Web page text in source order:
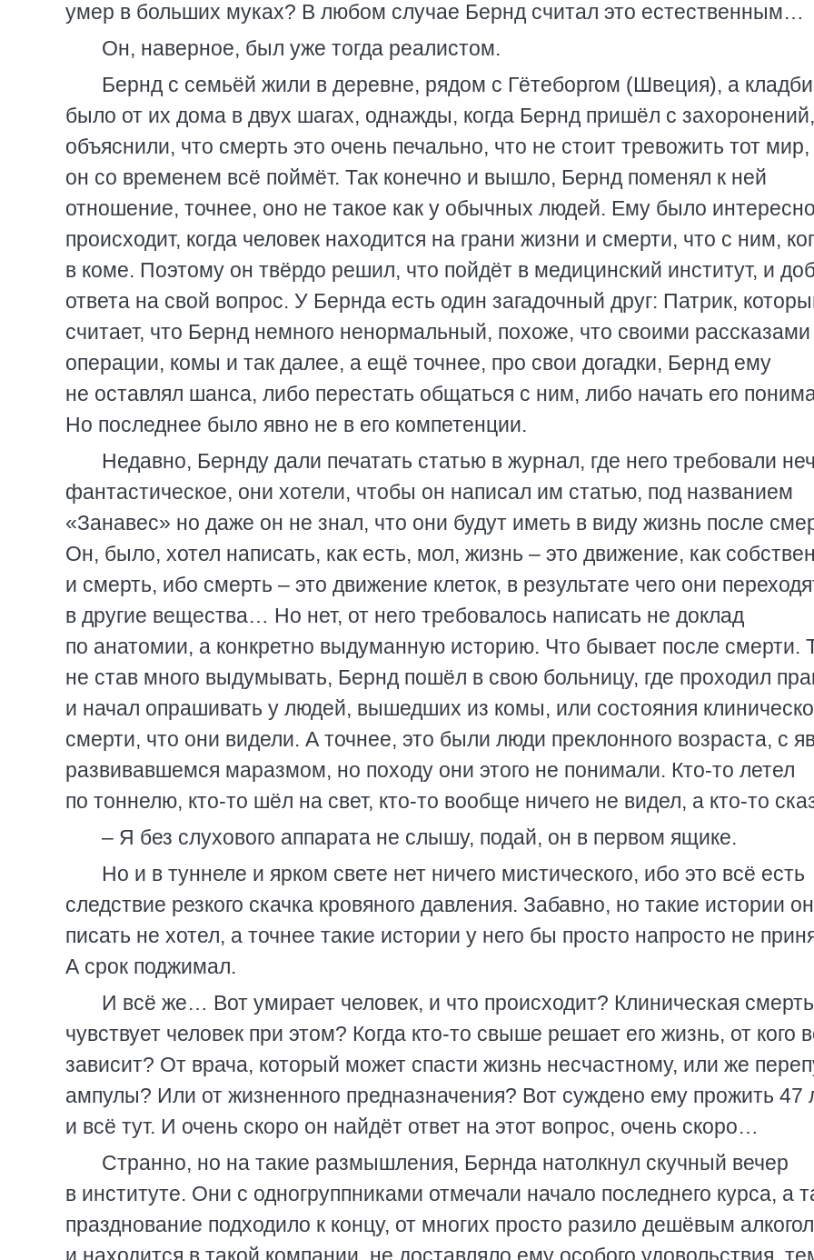
умер в больших муках? В любом случае Бернд считал это естественным…
Он, наверное, был уже тогда реалистом.
Бернд с семьёй жили в деревне, рядом с Гётеборгом (Швеция), а
было от их дома в двух шагах, однажды, когда Бернд пришёл с
объяснили, что смерть это очень печально, что не стоит тревожить тот мир,
он со временем всё поймёт. Так конечно и вышло, Бернд поменял к ней
отношение, точнее, оно не такое как у обычных людей. Ему было
происходит, когда человек находится на грани жизни и смерти, что с ним,
в коме. Поэтому он твёрдо решил, что пойдёт в медицинский институт, и
ответа на свой вопрос. У Бернда есть один загадочный друг: Патрик,
считает, что Бернд немного ненормальный, похоже, что своими
операции, комы и так далее, а ещё точнее, про свои догадки, Бернд ему
не оставлял шанса, либо перестать общаться с ним, либо начать его
Но последнее было явно не в его компетенции.
Недавно, Бернду дали печатать статью в журнал, где него требовали
фантастическое, они хотели, чтобы он написал им статью, под названием
«Занавес» но даже он не знал, что они будут иметь в виду жизнь после
Он, было, хотел написать, как есть, мол, жизнь – это движение, как
и смерть, ибо смерть – это движение клеток, в результате чего они
в другие вещества… Но нет, от него требовалось написать не доклад
по анатомии, а конкретно выдуманную историю. Что бывает после смерти.
не став много выдумывать, Бернд пошёл в свою больницу, где проходил
и начал опрашивать у людей, вышедших из комы, или состояния
смерти, что они видели. А точнее, это были люди преклонного возраста, с
развивавшемся маразмом, но походу они этого не понимали. Кто-то летел
по тоннелю, кто-то шёл на свет, кто-то вообще ничего не видел, а кто-то
– Я без слухового аппарата не слышу, подай, он в первом ящике.
Но и в туннеле и ярком свете нет ничего мистического, ибо это всё есть
следствие резкого скачка кровяного давления. Забавно, но такие истории он
писать не хотел, а точнее такие истории у него бы просто напросто не
А срок поджимал.
И всё же… Вот умирает человек, и что происходит? Клиническая
чувствует человек при этом? Когда кто-то свыше решает его жизнь, от кого
зависит? От врача, который может спасти жизнь несчастному, или же
ампулы? Или от жизненного предназначения? Вот суждено ему прожить 47
и всё тут. И очень скоро он найдёт ответ на этот вопрос, очень скоро…
Странно, но на такие размышления, Бернда натолкнул скучный вечер
в институте. Они с одногруппниками отмечали начало последнего курса, а
празднование подходило к концу, от многих просто разило дешёвым